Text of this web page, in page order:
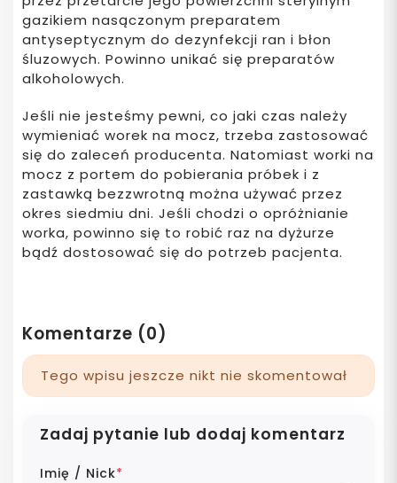
gazikiem nasączonym preparatem
antyseptycznym do dezynfekcji ran i błon
śluzowych. Powinno unikać się preparatów
alkoholowych.
Jeśli nie jesteśmy pewni, co jaki czas należy
wymieniać worek na mocz, trzeba zastosować
się do zaleceń producenta. Natomiast worki na
mocz z portem do pobierania próbek i z
zastawką bezzwrotną można używać przez
okres siedmiu dni. Jeśli chodzi o opróżnianie
worka, powinno się to robić raz na dyżurze
bądź dostosować się do potrzeb pacjenta.
Komentarze (0)
Tego wpisu jeszcze nikt nie skomentował
Zadaj pytanie lub dodaj komentarz
Imię / Nick*